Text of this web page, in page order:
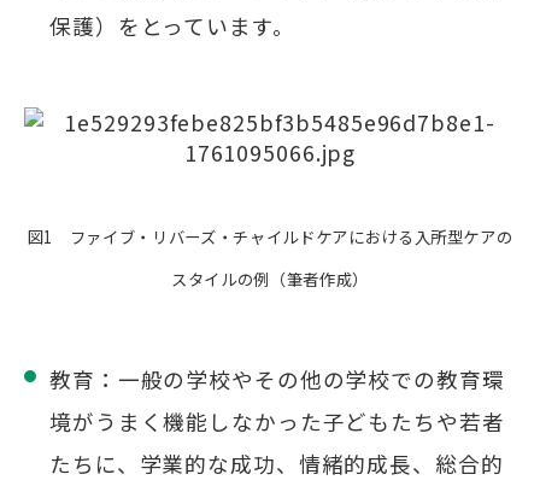
保護）をとっています。
図1 ファイブ・リバーズ・チャイルドケアにおける入所型ケアの
スタイルの例（筆者作成）
教育：一般の学校やその他の学校での教育環
境がうまく機能しなかった子どもたちや若者
たちに、学業的な成功、情緒的成長、総合的